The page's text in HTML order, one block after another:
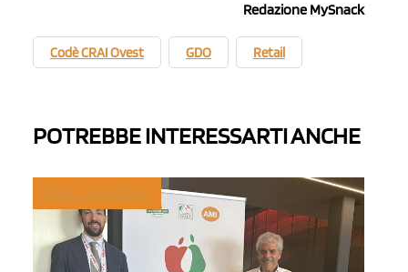
Redazione MySnack
Codè CRAI Ovest GDO Retail
POTREBBE INTERESSARTI ANCHE